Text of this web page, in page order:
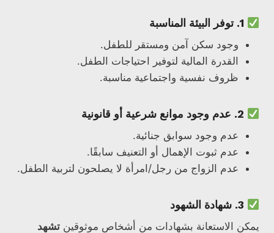
توفر البيئة المناسبة
وجود سكن آمن ومستقر للطفل.
القدرة المالية لتوفير احتياجات الطفل.
ظروف نفسية واجتماعية مناسبة.
عدم وجود موانع شرعية أو قانونية
عدم وجود سوابق جنائية.
عدم ثبوت الإهمال أو التعنيف سابقًا.
عدم الزواج من رجل/امرأة لا يصلحون لتربية الطفل.
شهادة الشهود
يمكن الاستعانة بشهادات من أشخاص موثوقين تشهد